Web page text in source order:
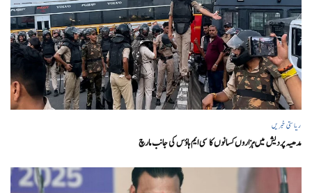
ریاستی خبریں
مدھیہ پردیش میں ہزاروں کسانوں کا سی ایم ہاؤس کی جانب مارچ